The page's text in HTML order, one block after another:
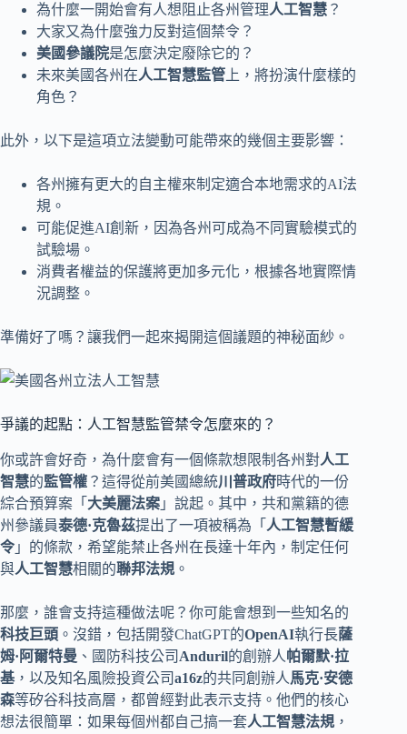
為什麼一開始會有人想阻止各州管理人工智慧 ？
大家又為什麼強力反對這個禁令？
美國參議院是怎麼決定廢除它的？
未來美國各州在人工智慧監管 上，將扮演什麼樣的
角色？
此外，以下是這項立法變動可能帶來的幾個主要影響：
各州擁有更大的自主權來制定適合本地需求的AI法
規。
可能促進AI創新，因為各州可成為不同實驗模式的
試驗場。
消費者權益的保護將更加多元化，根據各地實際情
況調整。
準備好了嗎？讓我們一起來揭開這個議題的神秘面紗。
爭議的起點：人工智慧監管禁令怎麼來的？
你或許會好奇，為什麼會有一個條款想限制各州對人工
智慧的監管權 ？這得從前美國總統川普政府時代的一份
綜合預算案「 大美麗法案 」說起。其中，共和黨籍的德
州參議員泰德·克魯茲提出了一項被稱為「 人工智慧暫緩
令 」的條款，希望能禁止各州在長達十年內，制定任何
與人工智慧相關的聯邦法規 。
那麼，誰會支持這種做法呢？你可能會想到一些知名的
科技巨頭 。沒錯，包括開發ChatGPT的OpenAI執行長薩
姆·阿爾特曼 、國防科技公司 Anduril的創辦人帕爾默·拉
基，以及知名風險投資公司a16z的共同創辦人馬克·安德
森等矽谷科技高層，都曾經對此表示支持。他們的核心
想法很簡單：如果每個州都自己搞一套人工智慧法規 ，